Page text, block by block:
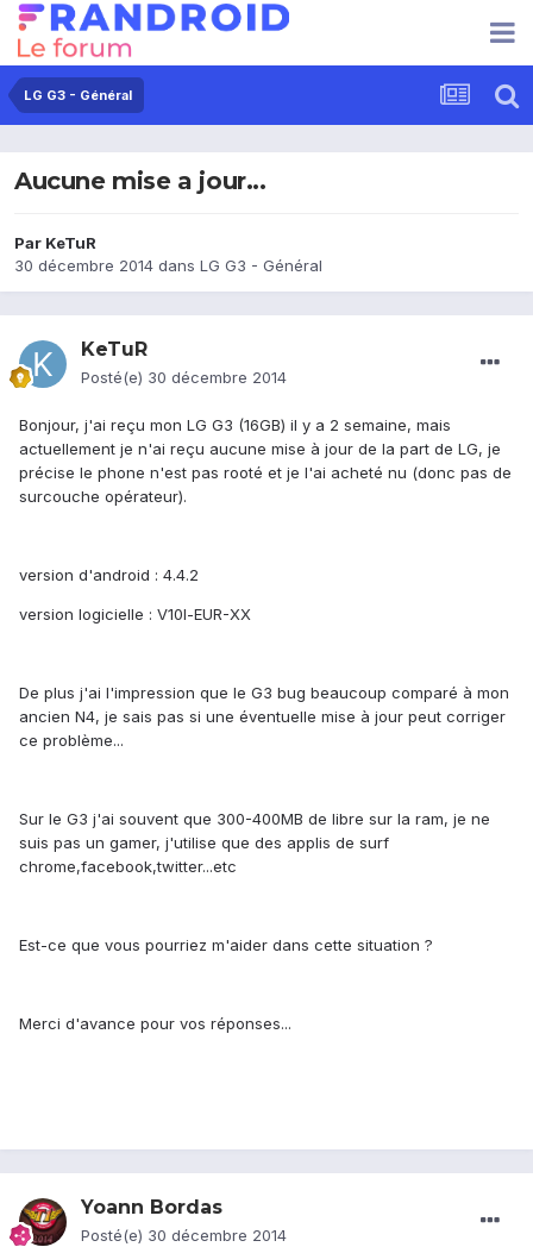
LG G3 - Général
Aucune mise a jour...
Par KeTuR
30 décembre 2014 dans LG G3 - Général
KeTuR
Posté(e) 30 décembre 2014
Bonjour, j'ai reçu mon LG G3 (16GB) il y a 2 semaine, mais
actuellement je n'ai reçu aucune mise à jour de la part de LG, je
précise le phone n'est pas rooté et je l'ai acheté nu (donc pas de
surcouche opérateur).
version d'android : 4.4.2
version logicielle : V10l-EUR-XX
De plus j'ai l'impression que le G3 bug beaucoup comparé à mon
ancien N4, je sais pas si une éventuelle mise à jour peut corriger
ce problème...
Sur le G3 j'ai souvent que 300-400MB de libre sur la ram, je ne
suis pas un gamer, j'utilise que des applis de surf
chrome,facebook,twitter...etc
Est-ce que vous pourriez m'aider dans cette situation ?
Merci d'avance pour vos réponses...
Yoann Bordas
Posté(e) 30 décembre 2014